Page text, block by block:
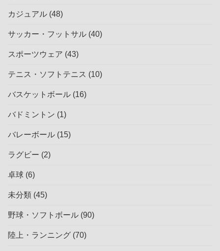
カジュアル (48)
サッカー・フットサル (40)
スポーツウェア (43)
テニス・ソフトテニス (10)
バスケットボール (16)
バドミントン (1)
バレーボール (15)
ラグビー (2)
卓球 (6)
未分類 (45)
野球・ソフトボール (90)
陸上・ランニング (70)